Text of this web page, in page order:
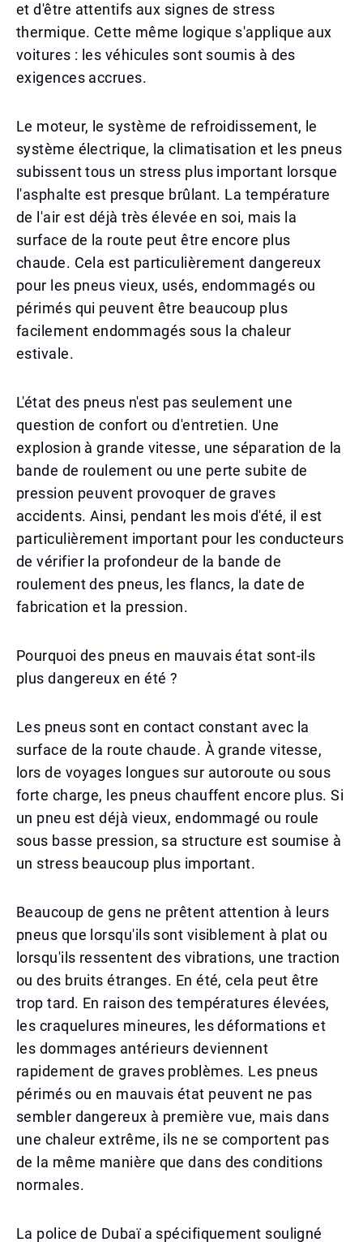
et d'être attentifs aux signes de stress
thermique. Cette même logique s'applique aux
voitures : les véhicules sont soumis à des
exigences accrues.
Le moteur, le système de refroidissement, le
système électrique, la climatisation et les pneus
subissent tous un stress plus important lorsque
l'asphalte est presque brûlant. La température
de l'air est déjà très élevée en soi, mais la
surface de la route peut être encore plus
chaude. Cela est particulièrement dangereux
pour les pneus vieux, usés, endommagés ou
périmés qui peuvent être beaucoup plus
facilement endommagés sous la chaleur
estivale.
L'état des pneus n'est pas seulement une
question de confort ou d'entretien. Une
explosion à grande vitesse, une séparation de la
bande de roulement ou une perte subite de
pression peuvent provoquer de graves
accidents. Ainsi, pendant les mois d'été, il est
particulièrement important pour les conducteurs
de vérifier la profondeur de la bande de
roulement des pneus, les flancs, la date de
fabrication et la pression.
Pourquoi des pneus en mauvais état sont-ils
plus dangereux en été ?
Les pneus sont en contact constant avec la
surface de la route chaude. À grande vitesse,
lors de voyages longues sur autoroute ou sous
forte charge, les pneus chauffent encore plus. Si
un pneu est déjà vieux, endommagé ou roule
sous basse pression, sa structure est soumise à
un stress beaucoup plus important.
Beaucoup de gens ne prêtent attention à leurs
pneus que lorsqu'ils sont visiblement à plat ou
lorsqu'ils ressentent des vibrations, une traction
ou des bruits étranges. En été, cela peut être
trop tard. En raison des températures élevées,
les craquelures mineures, les déformations et
les dommages antérieurs deviennent
rapidement de graves problèmes. Les pneus
périmés ou en mauvais état peuvent ne pas
sembler dangereux à première vue, mais dans
une chaleur extrême, ils ne se comportent pas
de la même manière que dans des conditions
normales.
La police de Dubaï a spécifiquement souligné